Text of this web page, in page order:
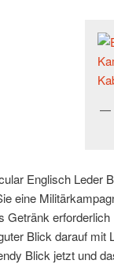
Englisch Leder
eine
Getränk erforderlich
Blick darauf mit
Blick jetzt und